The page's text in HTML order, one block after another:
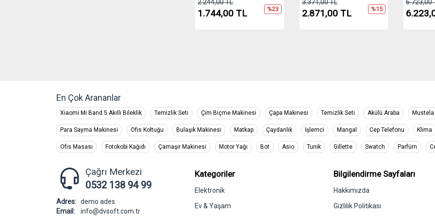
2.244,00 TL
%23
1.744,00 TL
3.371,00 TL
%15
2.871,00 TL
6.723,00
En Çok Arananlar
Xiaomi Mi Band 5 Akıllı Bileklik Temizlik Seti Çim Biçme Makinesi Çapa Makinesi Temizlik Seti Akülü Araba Mustela
Para Sayma Makinesi Ofis Koltuğu Bulaşık Makinesi Matkap Çaydanlık İşlemci Mangal Cep Telefonu Klima
Ofis Masası Fotokobi Kağıdı Çamaşır Makinesi Motor Yağı Bot Asio Tunik Gillette Swatch Parfüm
Çağrı Merkezi
0532 138 94 99
Adres: demo ades
Email:
info@dvsoft.com.tr
Kategoriler
Elektronik
Ev & Yaşam
Bilgilendirme Sayfaları
Hakkımızda
Gizlilik Politikası